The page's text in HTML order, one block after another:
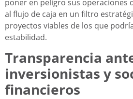
poner en peligro sus operaciones
al flujo de caja en un filtro
proyectos viables de los que
estabilidad.
Transparencia
inversionistas y
financieros